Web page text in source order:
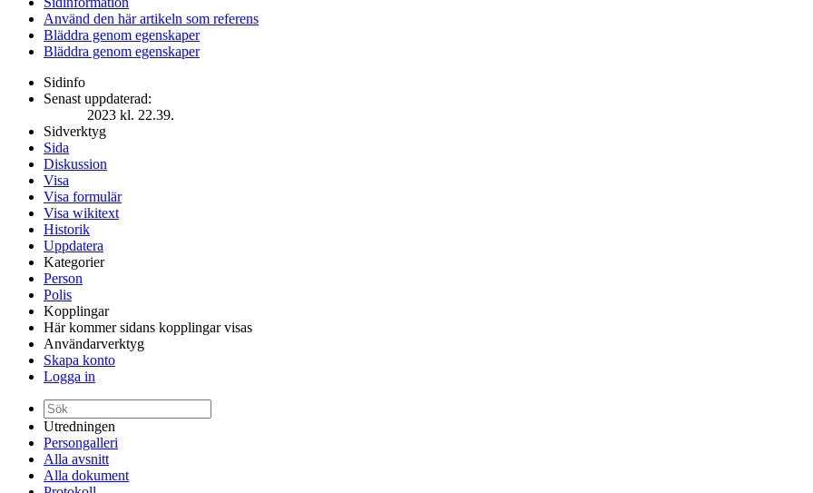
Använd den här artikeln som referens
Bläddra genom egenskaper
Bläddra genom egenskaper
Sidinfo
Senast uppdaterad:
2023 kl. 22.39.
Sidverktyg
Sida
Diskussion
Visa
Visa formulär
Visa wikitext
Historik
Uppdatera
Kategorier
Person
Polis
Kopplingar
Här kommer sidans kopplingar visas
Användarverktyg
Skapa konto
Logga in
Utredningen
Persongalleri
Alla avsnitt
Alla dokument